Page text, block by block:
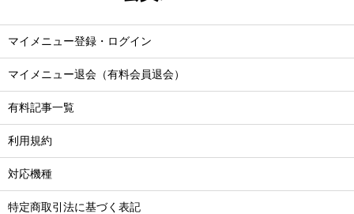
マイメニュー登録・ログイン
マイメニュー退会（有料会員退会）
有料記事一覧
利用規約
対応機種
特定商取引法に基づく表記